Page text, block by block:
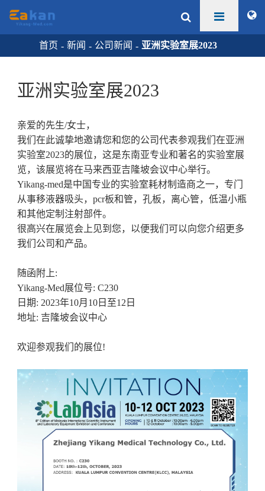
首页 新闻 公司新闻 亚洲实验室展2023
亚洲实验室展2023
亲爱的先生/女士，
我们在此诚挚地邀请您和您的公司代表参观我们在亚洲
实验室2023的展位，这是东南亚专业和著名的实验室展
览，该展览将在马来西亚吉隆坡会议中心举行。
Yikang-med是中国专业的实验室耗材制造商之一，专门
从事移液器吸头，pcr板和管，孔板，离心管，低温小瓶
和其他定制注射部件。
很高兴在展览会上见到您，以便我们可以向您介绍更多
我们公司和产品。
随函附上:
Yikang-Med展位号: C230
日期: 2023年10月10日至12日
地址: 吉隆坡会议中心
欢迎参观我们的展位!